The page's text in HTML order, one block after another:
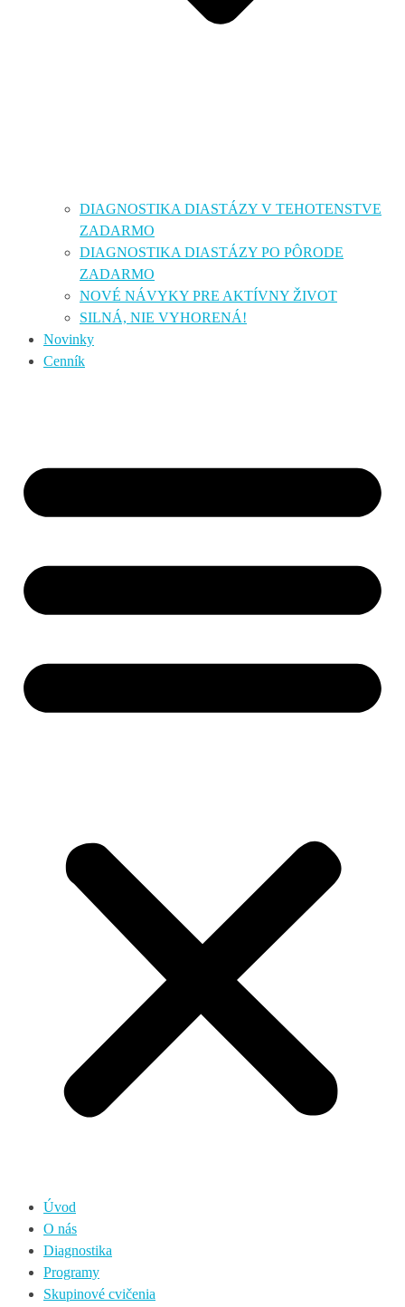
DIAGNOSTIKA DIASTÁZY V TEHOTENSTVE
ZADARMO
DIAGNOSTIKA DIASTÁZY PO PÔRODE
ZADARMO
NOVÉ NÁVYKY PRE AKTÍVNY ŽIVOT
SILNÁ, NIE VYHORENÁ!
Novinky
Cenník
Úvod
O nás
Diagnostika
Programy
Skupinové cvičenia